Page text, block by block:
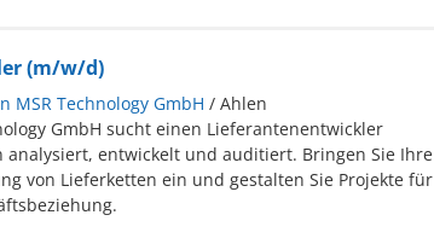
(m/w/d)
MSR Technology GmbH / Ahlen
GmbH sucht einen Lieferantenentwickler
analysiert, entwickelt und auditiert. Bringen Sie Ihre
von Lieferketten ein und gestalten Sie Projekte für